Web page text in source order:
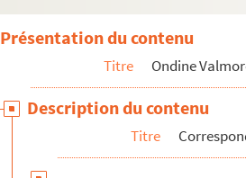
Présentation du contenu
Titre Ondine
Description du contenu
Titre